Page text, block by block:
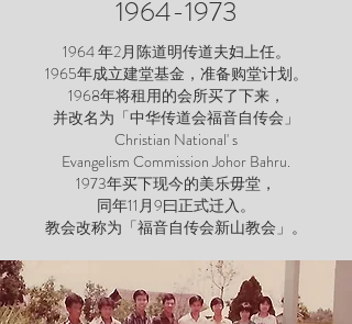
1964-1973
1964 年2月陈道明传道夫妇上任。
1965年成立建堂基金，准备购堂计划。
1968年将租用的会所买了下来，
并改名为「中华传道会福音自传会」
Christian National' s
Evangelism Commission Johor Bahru.
1973年买下现今的美乐毋堂，
同年11月9曰正式迁入。
教会改称为「福音自传会新山教会」。